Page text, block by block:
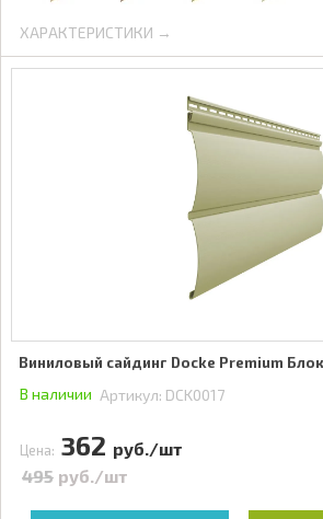
ХАРАКТЕРИСТИКИ →
Виниловый сайдинг Docke Premium
В наличии Артикул: DCK0017
Цена: 362 руб./шт
495 руб./шт